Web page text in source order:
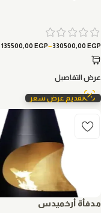
135500,00 EGP–330500,00 EGP
عرض التفاصيل
تقديم عرض سعر
مدفأة أرخميدس